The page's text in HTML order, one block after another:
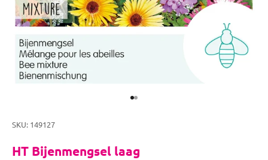
Naar artikel 1
Naar artikel 2
SKU: 149127
HT Bijenmengsel laag